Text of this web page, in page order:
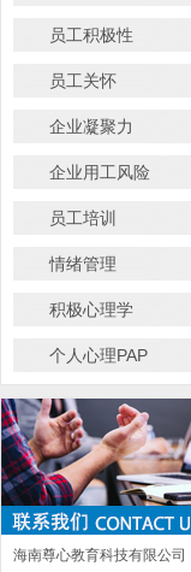
员工积极性
员工关怀
企业凝聚力
企业用工风险
员工培训
情绪管理
积极心理学
个人心理PAP
海南尊心教育科技有限公司